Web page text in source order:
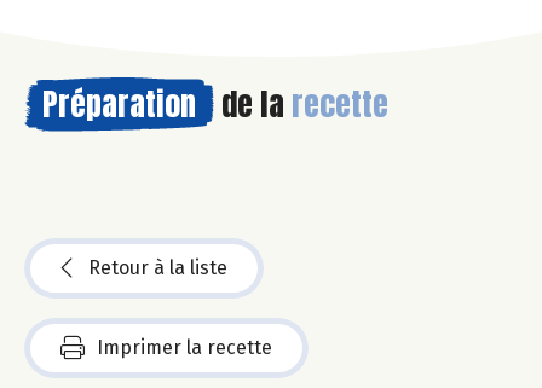
Préparation de la recette
Retour à la liste
Imprimer la recette